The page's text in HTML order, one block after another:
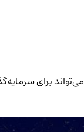
این اطلاعات